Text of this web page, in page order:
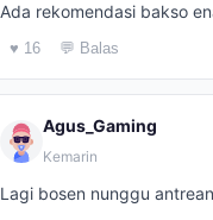
Ada rekomendasi bakso
♥ 16 💬 Balas
Agus_Gaming
Kemarin
Lagi bosen nunggu